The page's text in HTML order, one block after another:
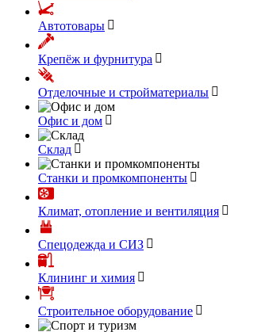
Автотовары
Крепёж и фурнитура
Отделочные и стройматериалы
Офис и дом
Склад
Станки и промкомпоненты
Климат, отопление и вентиляция
Спецодежда и СИЗ
Клининг и химия
Строительное оборудование